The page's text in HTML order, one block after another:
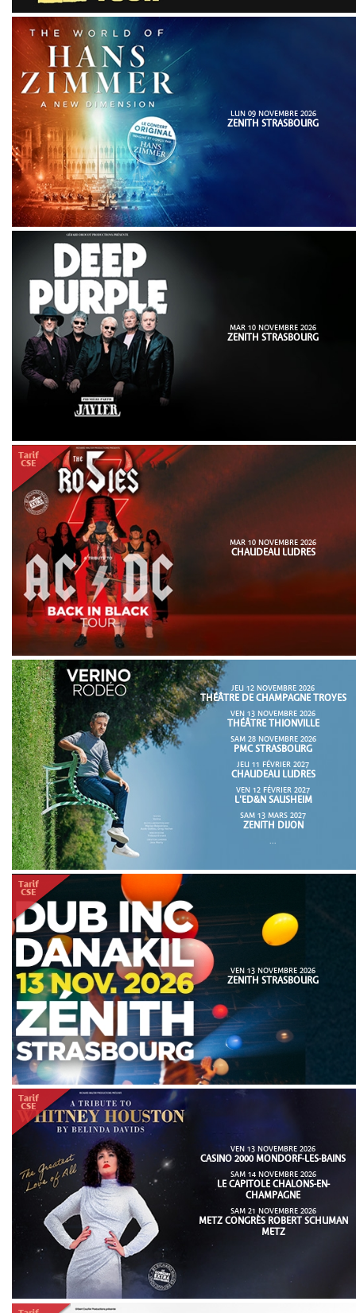
LUN 09 NOVEMBRE 2026
ZENITH STRASBOURG
MAR 10 NOVEMBRE 2026
ZENITH STRASBOURG
MAR 10 NOVEMBRE 2026
CHAUDEAU LUDRES
JEU 12 NOVEMBRE 2026
THÉÂTRE DE CHAMPAGNE TROYES
VEN 13 NOVEMBRE 2026
THÉÂTRE THIONVILLE
SAM 28 NOVEMBRE 2026
PMC STRASBOURG
JEU 11 FÉVRIER 2027
CHAUDEAU LUDRES
VEN 12 FÉVRIER 2027
L'ED&N SAUSHEIM
SAM 13 MARS 2027
ZENITH DIJON
...
VEN 13 NOVEMBRE 2026
ZENITH STRASBOURG
VEN 13 NOVEMBRE 2026
CASINO 2000 MONDORF-LES-BAINS
SAM 14 NOVEMBRE 2026
LE CAPITOLE CHALONS-EN-
CHAMPAGNE
SAM 21 NOVEMBRE 2026
METZ CONGRÈS ROBERT SCHUMAN
METZ